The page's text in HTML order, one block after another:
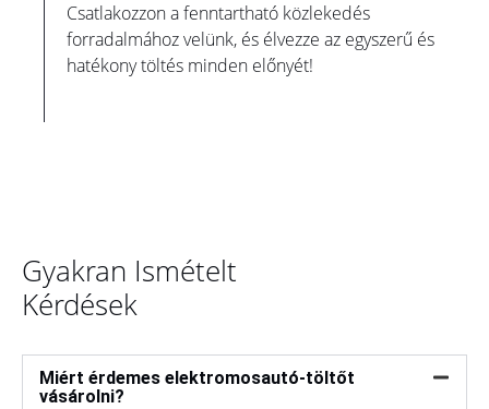
Csatlakozzon a fenntartható közlekedés
forradalmához velünk, és élvezze az egyszerű és
hatékony töltés minden előnyét!
Gyakran Ismételt
Kérdések
Miért érdemes elektromosautó-töltőt
vásárolni?